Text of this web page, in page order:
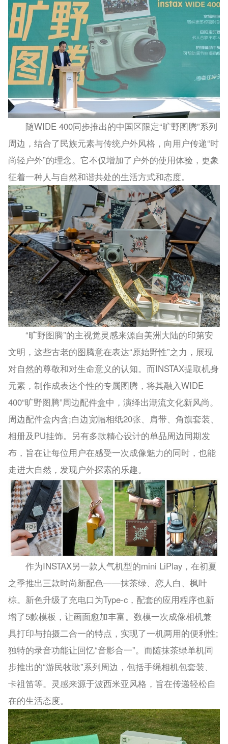
随WIDE 400同步推出的中国区限定“旷野图腾”系列
周边，结合了民族元素与传统户外风格，向用户传递“时
尚轻户外”的理念。它不仅增加了户外的使用体验，更象
征着一种人与自然和谐共处的生活方式和态度。
“旷野图腾”的主视觉灵感来源自美洲大陆的印第安
文明，这些古老的图腾意在表达“原始野性”之力，展现
对自然的尊敬和对生命意义的认知。而INSTAX提取机身
元素，制作成表达个性的专属图腾，将其融入WIDE
400“旷野图腾”周边配件盒中，演绎出潮流文化新风尚。
周边配件盒内含;白边宽幅相纸20张、肩带、角旗套装、
相册及PU挂饰。另有多款精心设计的单品周边同期发
布，旨在让每位用户在感受一次成像魅力的同时，也能
走进大自然，发现户外探索的乐趣。
作为INSTAX另一款人气机型的mini LiPlay，在初夏
之季推出三款时尚新配色——抹茶绿、恋人白、枫叶
棕。新色升级了充电口为Type-c，配套的应用程序也新
增了5款模板，让画面愈加丰富。数模一次成像相机兼
具打印与拍摄二合一的特点，实现了一机两用的便利性;
独特的录音功能让回忆“音影合一”。而随抹茶绿单机同
步推出的“游民牧歌”系列周边，包括手绳相机包套装、
卡祖笛等。灵感来源于波西米亚风格，旨在传递轻松自
在的生活态度。